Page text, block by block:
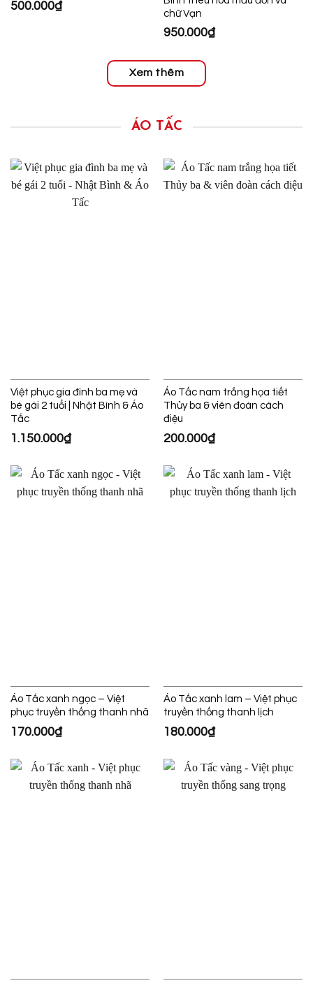
500.000₫
chữ Vạn
950.000₫
Xem thêm
ÁO TẤC
Việt phục gia đình ba mẹ và
bé gái 2 tuổi | Nhật Bình & Áo
Tấc
1.150.000₫
Áo Tấc nam trắng họa tiết
Thủy ba & viên đoàn cách
điệu
200.000₫
Áo Tấc xanh ngọc – Việt
phục truyền thống thanh nhã
170.000₫
Áo Tấc xanh lam – Việt phục
truyền thống thanh lịch
180.000₫